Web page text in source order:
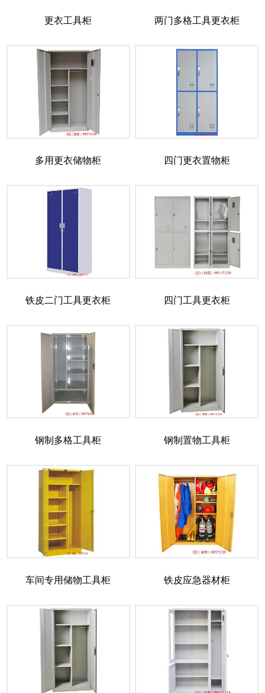
更衣工具柜 两门多格工具更衣柜
多用更衣储物柜 四门更衣置物柜
铁皮二门工具更衣柜 四门工具更衣柜
钢制多格工具柜 钢制置物工具柜
车间专用储物工具柜 铁皮应急器材柜